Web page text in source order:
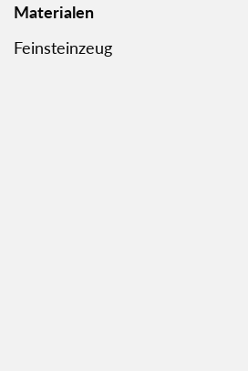
Materialen
Feinsteinzeug